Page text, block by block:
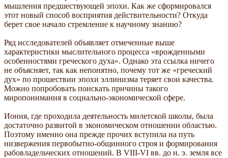
мышления предшествующей эпохи. Как же сформировался
этот новый способ восприятия действительности? Откуда
берет свое начало стремление к научному знанию?
Ряд исследователей объявляет отмеченные выше
характеристики мыслительного процесса «врожденными
особенностями греческого духа». Однако эта ссылка ничего
не объясняет, так как непонятно, почему тот же «греческий
дух» по прошествии эпохи эллинизма теряет свои качества.
Можно попробовать поискать причины такого
миропонимания в социально-экономической сфере.
Иония, где проходила деятельность милетской школы, была
достаточно развитой в экономическом отношении областью.
Поэтому именно она прежде прочих вступила на путь
низвержения первобытно-общинного строя и формирования
рабовладельческих отношений. В VIII-VI вв. до н. э. земля все